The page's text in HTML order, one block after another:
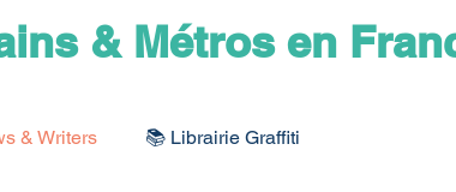
& Métros en
& Writers 📚 Librairie Graffiti